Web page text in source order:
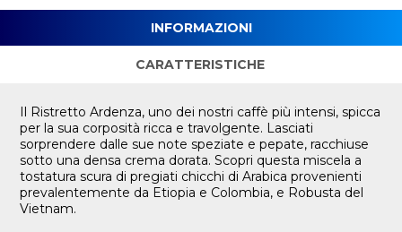
INFORMAZIONI
CARATTERISTICHE
Il Ristretto Ardenza, uno dei nostri caffè più intensi, spicca
per la sua corposità ricca e travolgente. Lasciati
sorprendere dalle sue note speziate e pepate, racchiuse
sotto una densa crema dorata. Scopri questa miscela a
tostatura scura di pregiati chicchi di Arabica provenienti
prevalentemente da Etiopia e Colombia, e Robusta del
Vietnam.